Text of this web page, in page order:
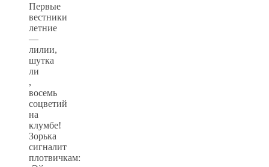
Первые
вестники
летние
—
лилии,
шутка
ли
,
восемь
соцветий
на
клумбе!
Зорька
сигналит
плотвичкам: